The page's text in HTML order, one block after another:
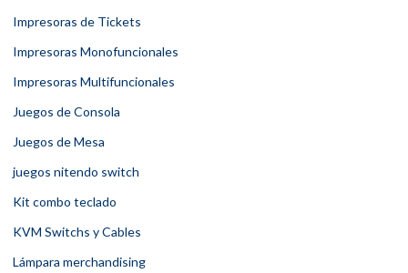
Impresoras de Tickets
Impresoras Monofuncionales
Impresoras Multifuncionales
Juegos de Consola
Juegos de Mesa
juegos nitendo switch
Kit combo teclado
KVM Switchs y Cables
Lámpara merchandising